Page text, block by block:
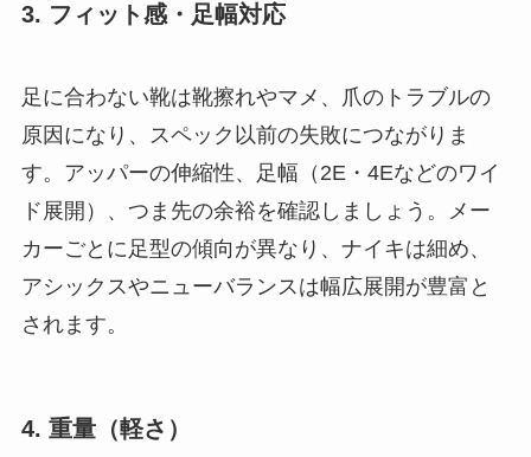
3. フィット感・足幅対応
足に合わない靴は靴擦れやマメ、爪のトラブルの
原因になり、スペック以前の失敗につながりま
す。アッパーの伸縮性、足幅（2E・4Eなどのワイ
ド展開）、つま先の余裕を確認しましょう。メー
カーごとに足型の傾向が異なり、ナイキは細め、
アシックスやニューバランスは幅広展開が豊富と
されます。
4. 重量（軽さ）